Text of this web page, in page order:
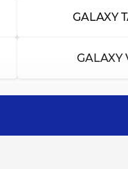
2 500 ₽
1-2
2 000 ₽
GALAXY
GALAXY